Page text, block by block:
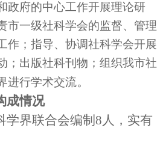
政府的中心工作开展理论研
市一级社科学会的监督、管理
作；指导、协调社科学会开展
；出版社科刊物；组织我市社
进行学术交流。
成情况
学界联合会编制8人，实有